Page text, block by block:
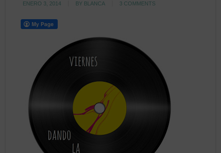
ENERO 3, 2014 BY BLANCA 3 COMMENTS